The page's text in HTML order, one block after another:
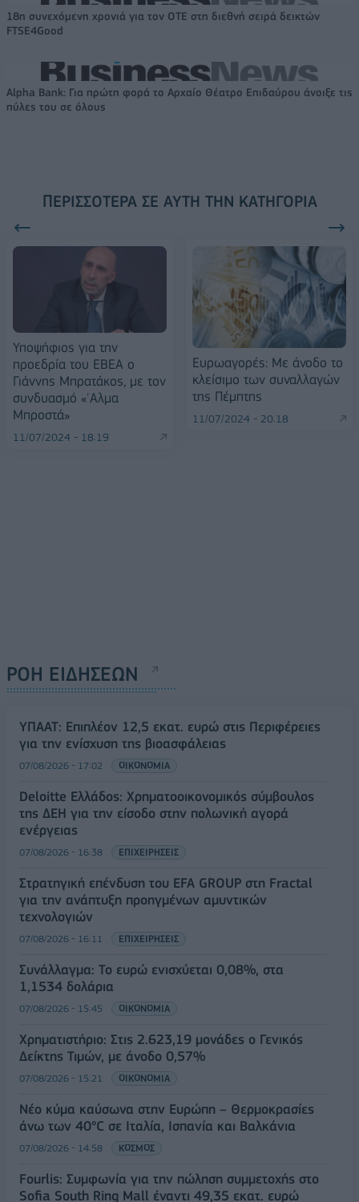
18η συνεχόμενη χρονιά για τον ΟΤΕ στη διεθνή σειρά δεικτών
FTSE4Good
Alpha Bank: Για πρώτη φορά το Αρχαίο Θέατρο Επιδαύρου άνοιξε τις
πύλες του σε όλους
ΠΕΡΙΣΣΌΤΕΡΑ ΣΕ ΑΥΤΉ ΤΗΝ ΚΑΤΗΓΟΡΊΑ
Υποψήφιος για την
προεδρία του ΕΒΕΑ ο
Γιάννης Μπρατάκος, με τον
συνδυασμό «'Αλμα
Μπροστά»
11/07/2024 - 18:19
Ευρωαγορές: Με άνοδο το
κλείσιμο των συναλλαγών
της Πέμπτης
11/07/2024 - 20:18
ΡΟΗ ΕΙΔΗΣΕΩΝ
ΥΠΑΑΤ: Επιπλέον 12,5 εκατ. ευρώ στις Περιφέρειες
για την ενίσχυση της βιοασφάλειας
07/08/2026 - 17:02 ΟΙΚΟΝΟΜΙΑ
Deloitte Ελλάδος: Χρηματοοικονομικός σύμβουλος
της ΔΕΗ για την είσοδο στην πολωνική αγορά
ενέργειας
07/08/2026 - 16:38 ΕΠΙΧΕΙΡΗΣΕΙΣ
Στρατηγική επένδυση του EFA GROUP στη Fractal
για την ανάπτυξη προηγμένων αμυντικών
τεχνολογιών
07/08/2026 - 16:11 ΕΠΙΧΕΙΡΗΣΕΙΣ
Συνάλλαγμα: Το ευρώ ενισχύεται 0,08%, στα
1,1534 δολάρια
07/08/2026 - 15:45 ΟΙΚΟΝΟΜΙΑ
Χρηματιστήριο: Στις 2.623,19 μονάδες ο Γενικός
Δείκτης Τιμών, με άνοδο 0,57%
07/08/2026 - 15:21 ΟΙΚΟΝΟΜΙΑ
Νέο κύμα καύσωνα στην Ευρώπη – Θερμοκρασίες
άνω των 40°C σε Ιταλία, Ισπανία και Βαλκάνια
07/08/2026 - 14:58 ΚΟΣΜΟΣ
Fourlis: Συμφωνία για την πώληση συμμετοχής στο
Sofia South Ring Mall έναντι 49,35 εκατ. ευρώ